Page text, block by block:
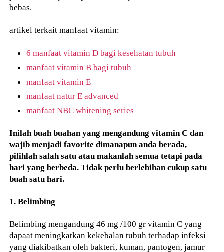
bebas.
artikel terkait manfaat vitamin:
6 manfaat vitamin D bagi kesehatan tubuh
manfaat vitamin B bagi tubuh
manfaat vitamin E
manfaat natur E advanced
manfaat NBC whitening series
Inilah buah buahan yang mengandung vitamin C dan
wajib menjadi favorite dimanapun anda berada,
pilihlah salah satu atau makanlah semua tetapi pada
hari yang berbeda. Tidak perlu berlebihan cukup satu
buah satu hari.
1. Belimbing
Belimbing mengandung 46 mg /100 gr vitamin C yang
dapaat meningkatkan kekebalan tubuh terhadap infeksi
yang diakibatkan oleh bakteri, kuman, pantogen, jamur